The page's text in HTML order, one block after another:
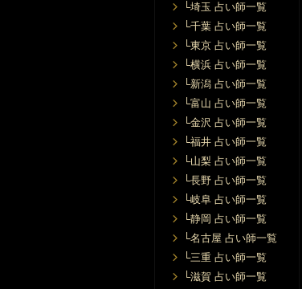
└埼玉 占い師一覧
└千葉 占い師一覧
└東京 占い師一覧
└横浜 占い師一覧
└新潟 占い師一覧
└富山 占い師一覧
└金沢 占い師一覧
└福井 占い師一覧
└山梨 占い師一覧
└長野 占い師一覧
└岐阜 占い師一覧
└静岡 占い師一覧
└名古屋 占い師一覧
└三重 占い師一覧
└滋賀 占い師一覧